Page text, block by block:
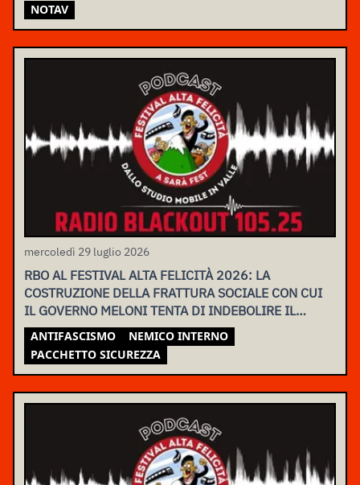
NOTAV
mercoledì 29 luglio 2026
RBO AL FESTIVAL ALTA FELICITÀ 2026: LA
COSTRUZIONE DELLA FRATTURA SOCIALE CON CUI
IL GOVERNO MELONI TENTA DI INDEBOLIRE IL
MOVIMENTO
ANTIFASCISMO
NEMICO INTERNO
PACCHETTO SICUREZZA